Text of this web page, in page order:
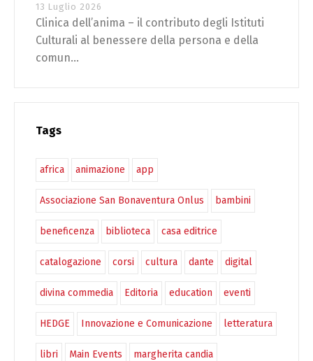
13 Luglio 2026
Clinica dell’anima – il contributo degli Istituti
Culturali al benessere della persona e della
comun...
Tags
africa animazione app
Associazione San Bonaventura Onlus bambini
beneficenza biblioteca casa editrice
catalogazione corsi cultura dante digital
divina commedia Editoria education eventi
HEDGE Innovazione e Comunicazione letteratura
libri Main Events margherita candia